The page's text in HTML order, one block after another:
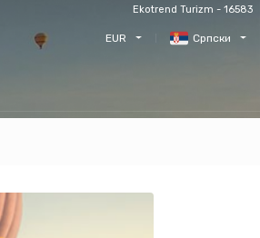
Ekotrend Turizm - 16583
EUR Српски